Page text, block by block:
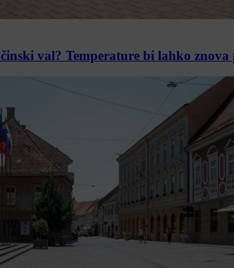
val? Temperature bi lahko znova